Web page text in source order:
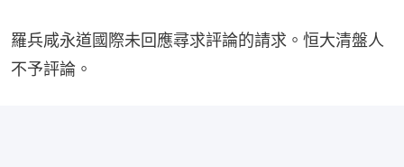
羅兵咸永道國際未回應尋求評論的請求。恒大清盤人
不予評論。